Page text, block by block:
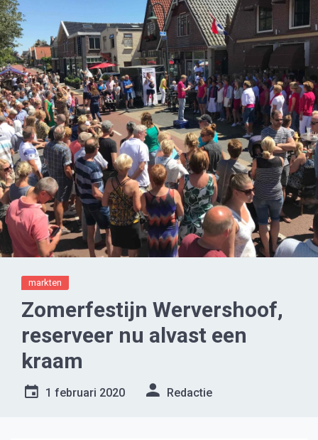
markten
Zomerfestijn Wervershoof,
reserveer nu alvast een
kraam
1 februari 2020 Redactie